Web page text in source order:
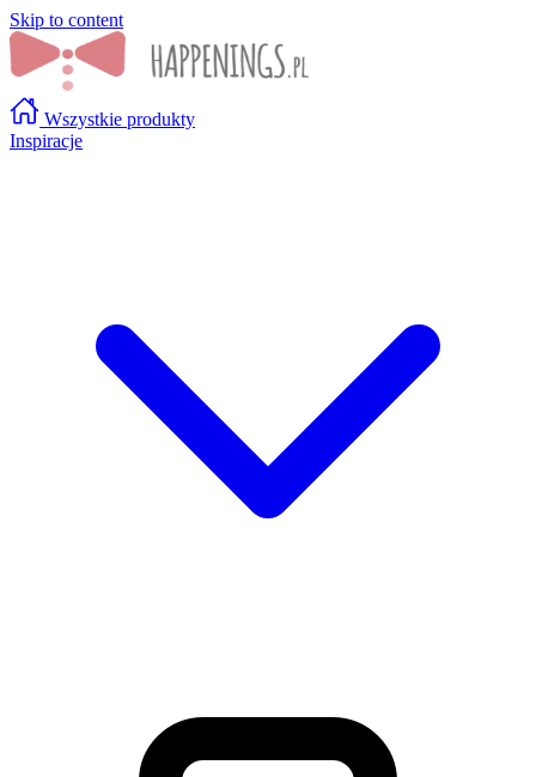
Skip to content
Wszystkie produkty
Inspiracje